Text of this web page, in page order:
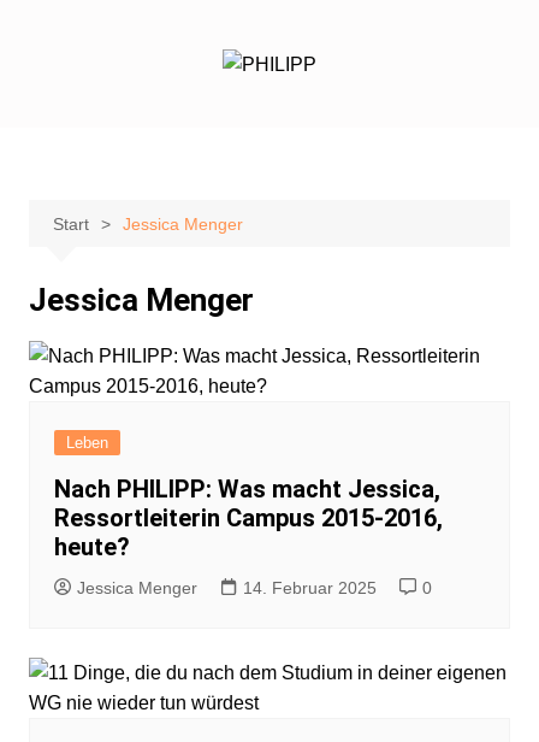
Start Jessica Menger
Jessica Menger
Leben
Nach PHILIPP: Was macht Jessica,
Ressortleiterin Campus 2015-2016,
heute?
Jessica Menger 14. Februar 2025 0